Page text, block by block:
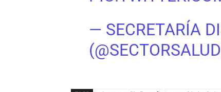
— SECRETARÍA